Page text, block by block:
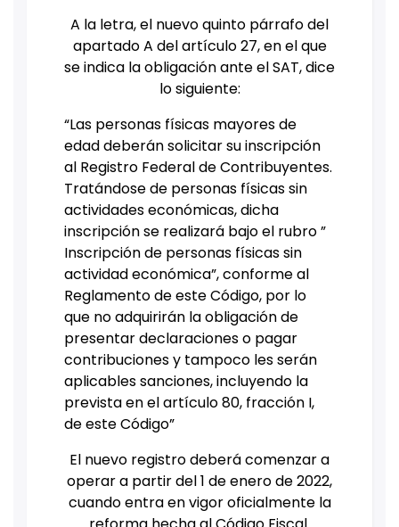
A la letra, el nuevo quinto párrafo del
apartado A del artículo 27, en el que
se indica la obligación ante el SAT, dice
lo siguiente:
“Las personas físicas mayores de
edad deberán solicitar su inscripción
al Registro Federal de Contribuyentes.
Tratándose de personas físicas sin
actividades económicas, dicha
inscripción se realizará bajo el rubro ”
Inscripción de personas físicas sin
actividad económica”, conforme al
Reglamento de este Código, por lo
que no adquirirán la obligación de
presentar declaraciones o pagar
contribuciones y tampoco les serán
aplicables sanciones, incluyendo la
prevista en el artículo 80, fracción I,
de este Código”
El nuevo registro deberá comenzar a
operar a partir del 1 de enero de 2022,
cuando entra en vigor oficialmente la